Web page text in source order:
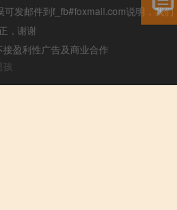
发邮件到f_fb#foxmail.com说明，我们
，谢谢
盈利性广告及商业合作
孩